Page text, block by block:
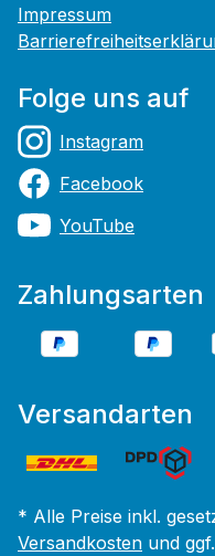
Impressum
Folge uns auf
Instagram
Facebook
YouTube
Zahlungsarten
Versandarten
* Alle Preise inkl.
Versandkosten und